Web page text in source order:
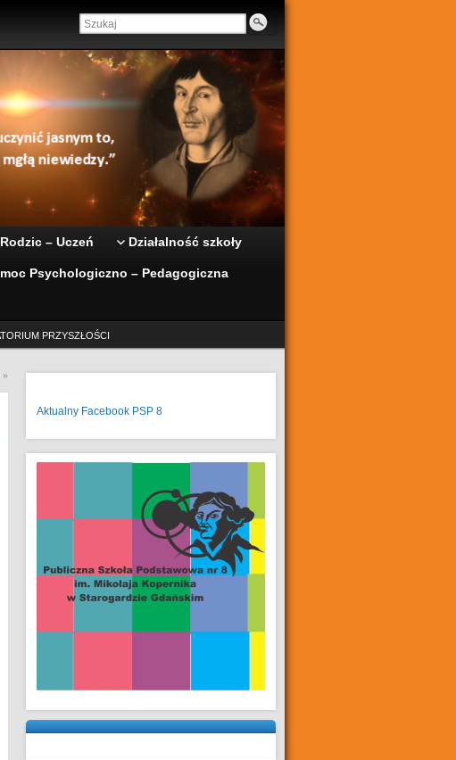
– Uczeń Działalność szkoły
Psychologiczno – Pedagogiczna
PRZYSZŁOŚCI
»
Aktualny Facebook PSP 8